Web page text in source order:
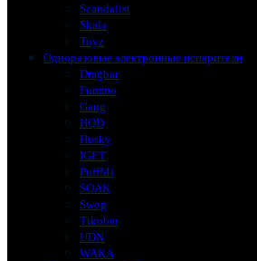
Scandalist
Skala
Toyz
Одноразовые электронные испарители
Dragbar
Fummo
Gang
HQD
Husky
IGET
PuffMi
SOAK
Swog
Tikobar
UDN
WAKA